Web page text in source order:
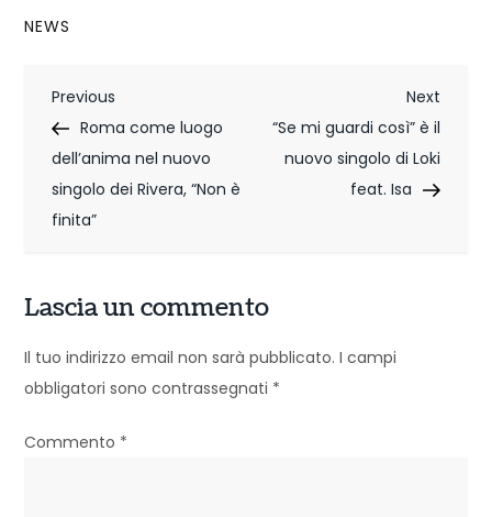
NEWS
N
a
v
i
a
z
i
o
Previous
Post
Previous
Roma come luogo
dell’anima nel nuovo
singolo dei Rivera, “Non è
finita”
Next
Post
Next
“Se mi guardi così” è il
nuovo singolo di Loki
feat. Isa
Lascia un commento
Il tuo indirizzo email non sarà pubblicato. I campi
obbligatori sono contrassegnati *
Commento *